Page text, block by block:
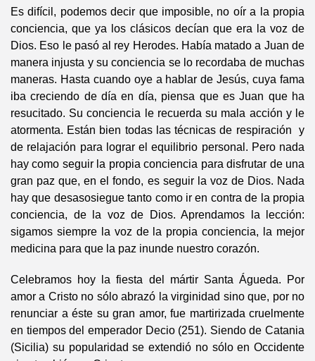
Es difícil, podemos decir que imposible, no oír a la propia
conciencia, que ya los clásicos decían que era la voz de
Dios. Eso le pasó al rey Herodes. Había matado a Juan de
manera injusta y su conciencia se lo recordaba de muchas
maneras. Hasta cuando oye a hablar de Jesús, cuya fama
iba creciendo de día en día, piensa que es Juan que ha
resucitado. Su conciencia le recuerda su mala acción y le
atormenta. Están bien todas las técnicas de respiración y
de relajación para lograr el equilibrio personal. Pero nada
hay como seguir la propia conciencia para disfrutar de una
gran paz que, en el fondo, es seguir la voz de Dios. Nada
hay que desasosiegue tanto como ir en contra de la propia
conciencia, de la voz de Dios. Aprendamos la lección:
sigamos siempre la voz de la propia conciencia, la mejor
medicina para que la paz inunde nuestro corazón.
Celebramos hoy la fiesta del mártir Santa Águeda. Por
amor a Cristo no sólo abrazó la virginidad sino que, por no
renunciar a éste su gran amor, fue martirizada cruelmente
en tiempos del emperador Decio (251). Siendo de Catania
(Sicilia) su popularidad se extendió no sólo en Occidente